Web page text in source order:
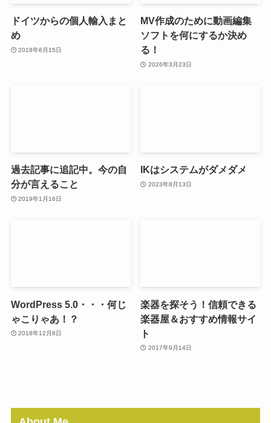
ドイツからの個人輸入まと
め
2018年6月15日
MV作成のために動画編集
ソフトを何にするか決め
る！
2026年3月23日
過去記事に追記中。今の自
分が言えること
2019年1月16日
IKはシステムがダメダメ
2023年8月13日
WordPress 5.0・・・何じ
ゃこりゃあ！？
2018年12月8日
楽器を探そう！信頼できる
楽器屋＆おすすめ情報サイ
ト
2017年9月14日